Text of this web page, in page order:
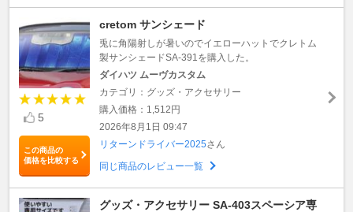
5
この商品の
価格を比較する
cretom サンシェード
兎に角陽射しが暑いのでイエローハットでクレトム
製サンシェードSA-391を購入した。
ダイハツ ムーヴカスタム
カテゴリ：グッズ・アクセサリー
購入価格：1,512円
2026年8月1日 09:47
リターンドライバー2025さん
同じ商品のレビュー一覧
グッズ・アクセサリー SA-403スペーシア専